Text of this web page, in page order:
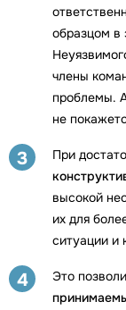
образцом в
члены
проблемы.
не
3
При
высокой
их для
ситуации и
4 Это